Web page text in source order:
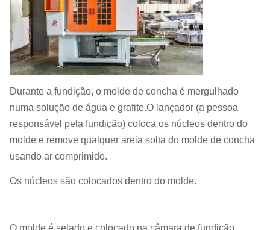
Durante a fundição, o molde de concha é mergulhado
numa solução de água e grafite.O lançador (a pessoa
responsável pela fundição) coloca os núcleos dentro do
molde e remove qualquer areia solta do molde de concha
usando ar comprimido.
Os núcleos são colocados dentro do molde.
O molde é selado e colocado na câmara de fundição